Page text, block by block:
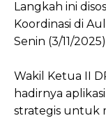
Langkah ini
Koordinasi di
Senin (3/11/
Wakil Ketua II
hadirnya
strategis untuk